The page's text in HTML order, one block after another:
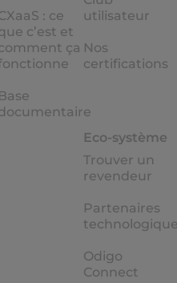
: ce
c’est et
ça
Base
utilisateur
Nos
certifications
Eco-système
Trouver un
revendeur
Partenaires
Odigo
Connect